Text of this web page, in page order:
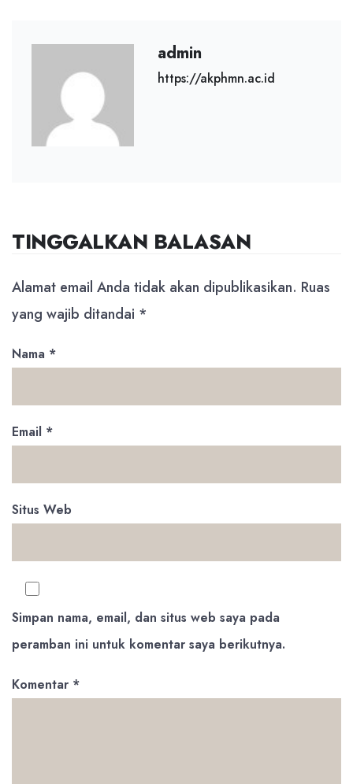
admin
https://akphmn.ac.id
TINGGALKAN BALASAN
Alamat email Anda tidak akan dipublikasikan. Ruas
yang wajib ditandai *
Nama *
Email *
Situs Web
Simpan nama, email, dan situs web saya pada
peramban ini untuk komentar saya berikutnya.
Komentar *